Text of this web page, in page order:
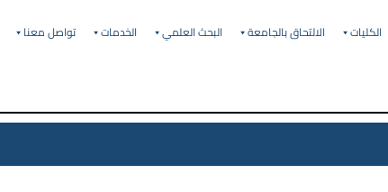
الكليات الالتحاق بالجامعة البحث العلمي الخدمات تواصل معنا